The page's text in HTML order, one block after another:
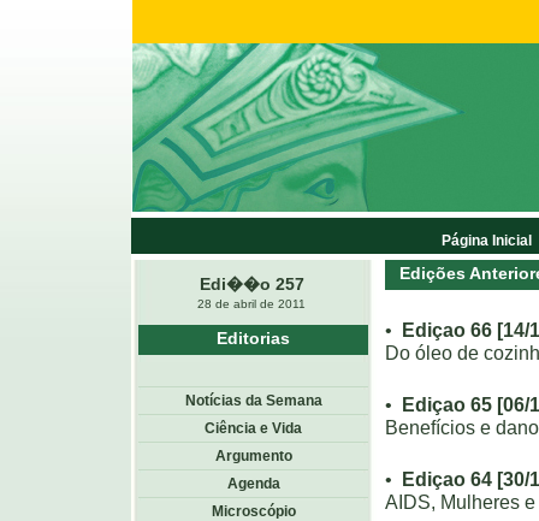
Edi��o 257
28 de abril de 2011
Edições
• Ediçao 66 [14/
Do óleo de
• Ediçao 65 [06/
Benefícios e
• Ediçao 64 [30/
AIDS, Mulheres
Editorias
Notícias da Semana
Ciência e Vida
Argumento
Agenda
Microscópio
Página Inicial